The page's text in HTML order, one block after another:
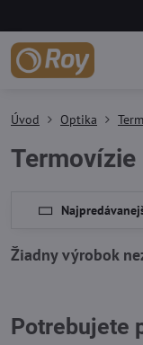
Úvod Optika
Termovízie
Potrebujete